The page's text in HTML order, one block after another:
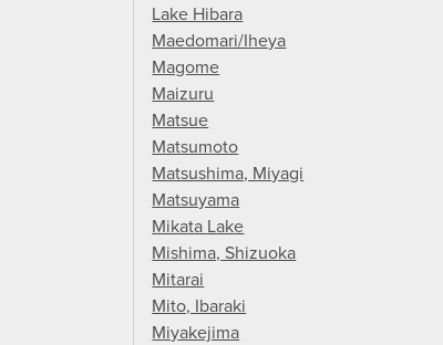
Lake Hibara
Maedomari/Iheya
Magome
Maizuru
Matsue
Matsumoto
Matsushima, Miyagi
Matsuyama
Mikata Lake
Mishima, Shizuoka
Mitarai
Mito, Ibaraki
Miyakejima